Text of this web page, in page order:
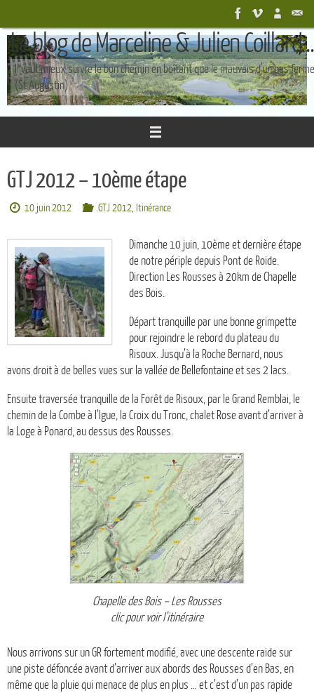
contenu
Le blog de Marceline & Julien Coillard
Il vaut mieux suivre le bon chemin en boîtant que le mauvais d'un pas ferme
(St Augustin)
GTJ 2012 – 10ème étape
10 juin 2012 .GTJ 2012, Itinérance
Dimanche 10 juin, 10ème et dernière étape
de notre périple depuis Pont de Roide.
Direction Les Rousses à 20km de Chapelle
des Bois.
Départ tranquille par une bonne grimpette
pour rejoindre le rebord du plateau du
Risoux. Jusqu’à la Roche Bernard, nous
avons droit à de belles vues sur la vallée de Bellefontaine et ses 2 lacs.
Ensuite traversée tranquille de la Forêt de Risoux, par le Grand Remblai, le
chemin de la Combe à l’Igue, la Croix du Tronc, chalet Rose avant d’arriver à
la Loge à Ponard, au dessus des Rousses.
Chapelle des Bois – Les Rousses
clic pour voir l’itinéraire
Nous arrivons sur un GR fortement modifié, avec une descente raide sur
une piste défoncée avant d’arriver aux abords des Rousses d’en Bas, en
même que la pluie qui menace de plus en plus … et c’est d’un pas rapide